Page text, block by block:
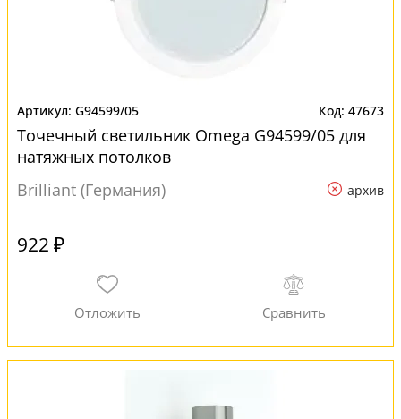
G94599/05 47673
Точечный светильник Omega G94599/05 для
натяжных потолков
Brilliant (Германия)
архив
922 ₽